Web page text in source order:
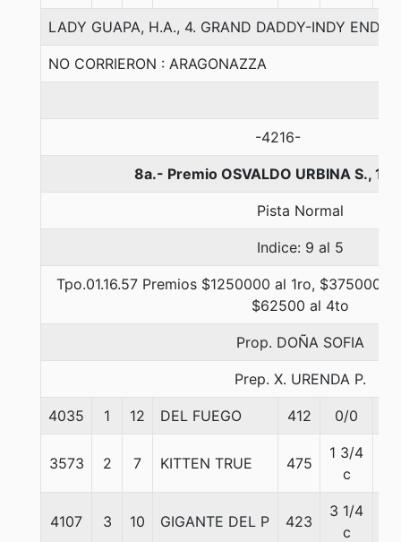
LADY GUAPA, H.A., 4. GRAND DADDY-INDY END-
NO CORRIERON : ARAGONAZZA
-4216-
8a.- Premio OSVALDO URBINA S.,
Pista Normal
Indice: 9 al 5
Tpo.01.16.57 Premios $1250000 al 1ro, $375000
$62500 al 4to
Prop. DOÑA SOFIA
Prep. X. URENDA P.
4035 1 12 DEL FUEGO 412 0/0
3573 2 7 KITTEN TRUE 475
1 3/4
c
4107 3 10 GIGANTE DEL P 423
3 1/4
c